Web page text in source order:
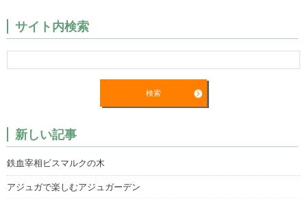
サイト内検索
新しい記事
鉄血宰相ビスマルクの木
アジュガで楽しむアジュガーデン